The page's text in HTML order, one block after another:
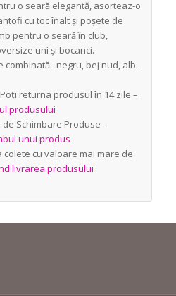
o seară elegantă, asorteaz-o
cu toc înalt și poșete de
pentru o seară în club,
unì și bocanci.
combinată: negru, bej nud, alb.
returna produsul în 14 zile –
produsului
Schimbare Produse –
unui produs
colete cu valoare mai mare de
livrarea produsului